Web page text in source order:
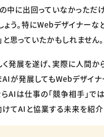
中に出回っていなかっただ
ょう。特にWebデザイナー
思っていたかもしれません。
く発展を遂げ、実際に人間
AIが発展してもWebデザイ
AIは仕事の「競争相手」で
てAIと協業する未来を紹介